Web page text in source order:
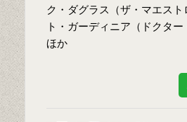
ク・ダグラス（ザ・マエス
ト・ガーディニア（ドクタ
ほか